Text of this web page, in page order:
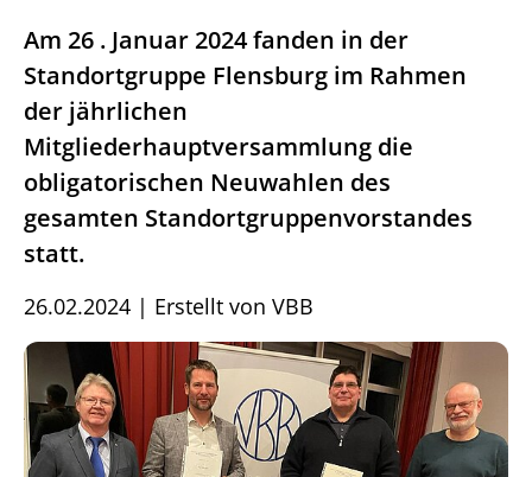
Am 26 . Januar 2024 fanden in der
Standortgruppe Flensburg im Rahmen
der jährlichen
Mitgliederhauptversammlung die
obligatorischen Neuwahlen des
gesamten Standortgruppenvorstandes
statt.
26.02.2024 | Erstellt von VBB